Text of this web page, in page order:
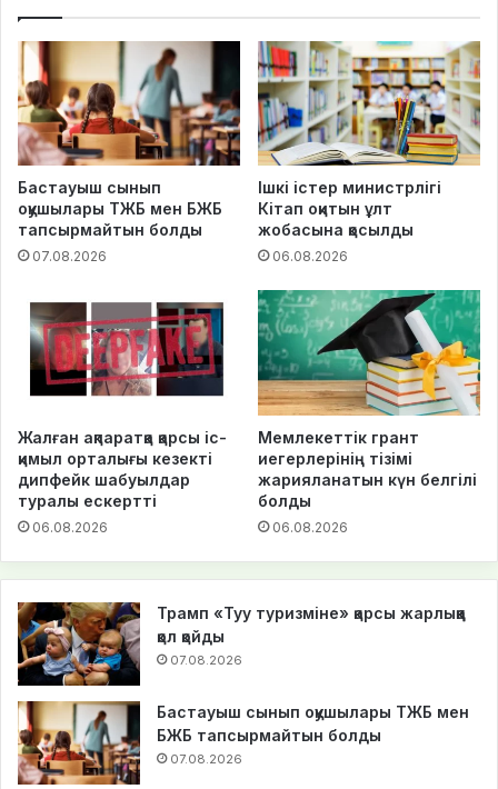
Бастауыш сынып
оқушылары ТЖБ мен БЖБ
тапсырмайтын болды
07.08.2026
Ішкі істер министрлігі
Кітап оқитын ұлт
жобасына қосылды
06.08.2026
Жалған ақпаратқа қарсы іс-
қимыл орталығы кезекті
дипфейк шабуылдар
туралы ескертті
06.08.2026
Мемлекеттік грант
иегерлерінің тізімі
жарияланатын күн белгілі
болды
06.08.2026
Трамп «Туу туризміне» қарсы жарлыққа
қол қойды
07.08.2026
Бастауыш сынып оқушылары ТЖБ мен
БЖБ тапсырмайтын болды
07.08.2026